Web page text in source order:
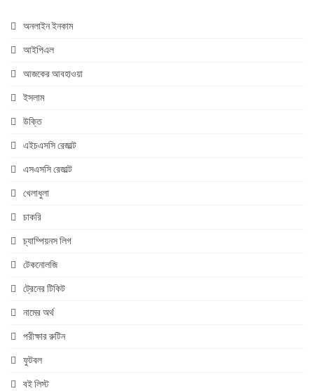
অনলাইন ইনকাম
আইপিএল
আজকের আবহাওয়া
ইসলাম
উক্তি
এইচএসসি রেজাল্ট
এসএসসি রেজাল্ট
খেলাধুলা
চাকরি
চ্যাম্পিয়নস লিগ
টেকনোলজি
ট্রেনের টিকিট
নামের অর্থ
পরীক্ষার রুটিন
ফুটবল
বই লিস্ট